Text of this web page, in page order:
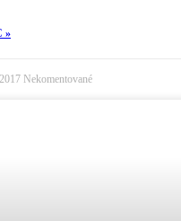
»
Nekomentované